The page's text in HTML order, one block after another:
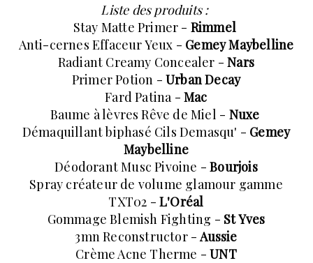
Liste des produits :
Stay Matte Primer - Rimmel
Anti-cernes Effaceur Yeux - Gemey Maybelline
Radiant Creamy Concealer -Nars
Primer Potion - Urban Decay
Fard Patina -Mac
Baume à lèvres Rêve de Miel - Nuxe
Démaquillant biphasé Cils Demasqu' - Gemey
Maybelline
Déodorant Musc Pivoine - Bourjois
Spray créateur de volume glamour gamme
TXT02 -L'Oréal
Gommage Blemish Fighting - St Yves
3mn Reconstructor -Aussie
Crème Acne Therme -UNT